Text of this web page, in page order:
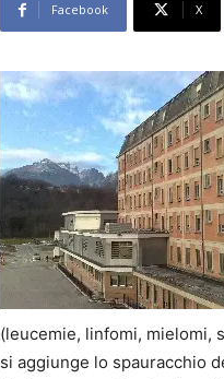
Facebook X
(leucemie, linfomi, mielomi,
si aggiunge lo spauracchio